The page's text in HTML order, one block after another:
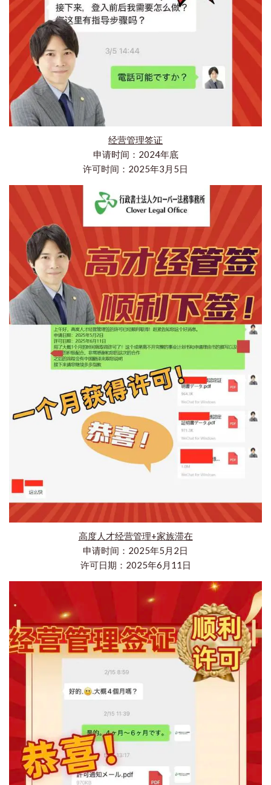
经营管理签证
申请时间：2024年底
许可时间：2025年3月5日
高度人才经营管理+家族滞在
申请时间：2025年5月2日
许可日期：2025年6月11日